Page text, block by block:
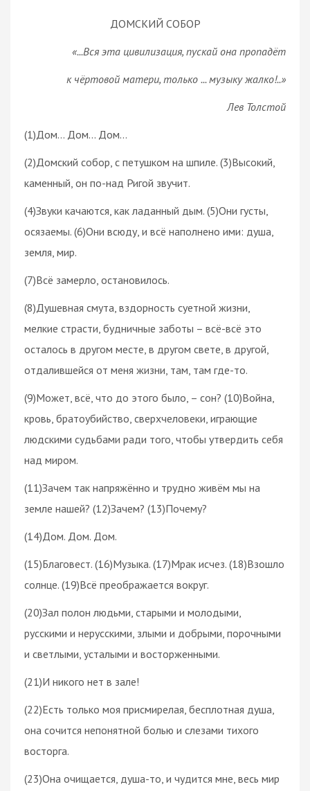
ДОМСКИЙ СОБОР
«...Вся эта цивилизация, пускай она пропадёт
к чёртовой матери, только ... музыку жалко!..»
Лев Толстой
(1)Дом... Дом... Дом...
(2)Домский собор, с петушком на шпиле. (3)Высокий,
каменный, он по-над Ригой звучит.
(4)Звуки качаются, как ладанный дым. (5)Они густы,
осязаемы. (6)Они всюду, и всё наполнено ими: душа,
земля, мир.
(7)Всё замерло, остановилось.
(8)Душевная смута, вздорность суетной жизни,
мелкие страсти, будничные заботы – всё-всё это
осталось в другом месте, в другом свете, в другой,
отдалившейся от меня жизни, там, там где-то.
(9)Может, всё, что до этого было, – сон? (10)Война,
кровь, братоубийство, сверхчеловеки, играющие
людскими судьбами ради того, чтобы утвердить себя
над миром.
(11)Зачем так напряжённо и трудно живём мы на
земле нашей? (12)Зачем? (13)Почему?
(14)Дом. Дом. Дом.
(15)Благовест. (16)Музыка. (17)Мрак исчез. (18)Взошло
солнце. (19)Всё преображается вокруг.
(20)Зал полон людьми, старыми и молодыми,
русскими и нерусскими, злыми и добрыми, порочными
и светлыми, усталыми и восторженными.
(21)И никого нет в зале!
(22)Есть только моя присмирелая, бесплотная душа,
она сочится непонятной болью и слезами тихого
восторга.
(23)Она очищается, душа-то, и чудится мне, весь мир